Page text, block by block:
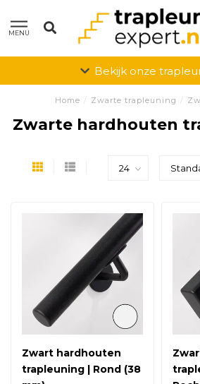
MENU
Bekijk onze
Home / Zwarte trapleuning /
Zwarte hardhouten
Zwart hardhouten
trapleuning | Rond (38